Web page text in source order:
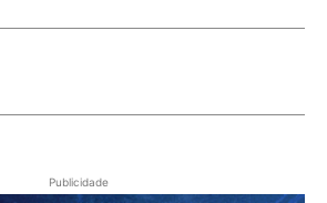
Publicidade